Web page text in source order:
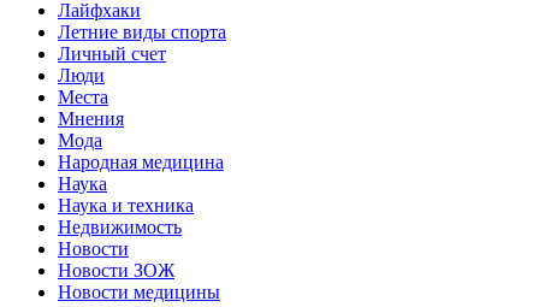
Лайфхаки
Летние виды спорта
Личный счет
Люди
Места
Мнения
Мода
Народная медицина
Наука
Наука и техника
Недвижимость
Новости
Новости ЗОЖ
Новости медицины